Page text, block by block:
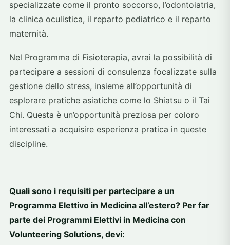
specializzate come il pronto soccorso, l’odontoiatria,
la clinica oculistica, il reparto pediatrico e il reparto
maternità.
Nel Programma di Fisioterapia, avrai la possibilità di
partecipare a sessioni di consulenza focalizzate sulla
gestione dello stress, insieme all’opportunità di
esplorare pratiche asiatiche come lo Shiatsu o il Tai
Chi. Questa è un’opportunità preziosa per coloro
interessati a acquisire esperienza pratica in queste
discipline.
Quali sono i requisiti per partecipare a un
Programma Elettivo in Medicina all’estero? Per far
parte dei Programmi Elettivi in Medicina con
Volunteering Solutions, devi: